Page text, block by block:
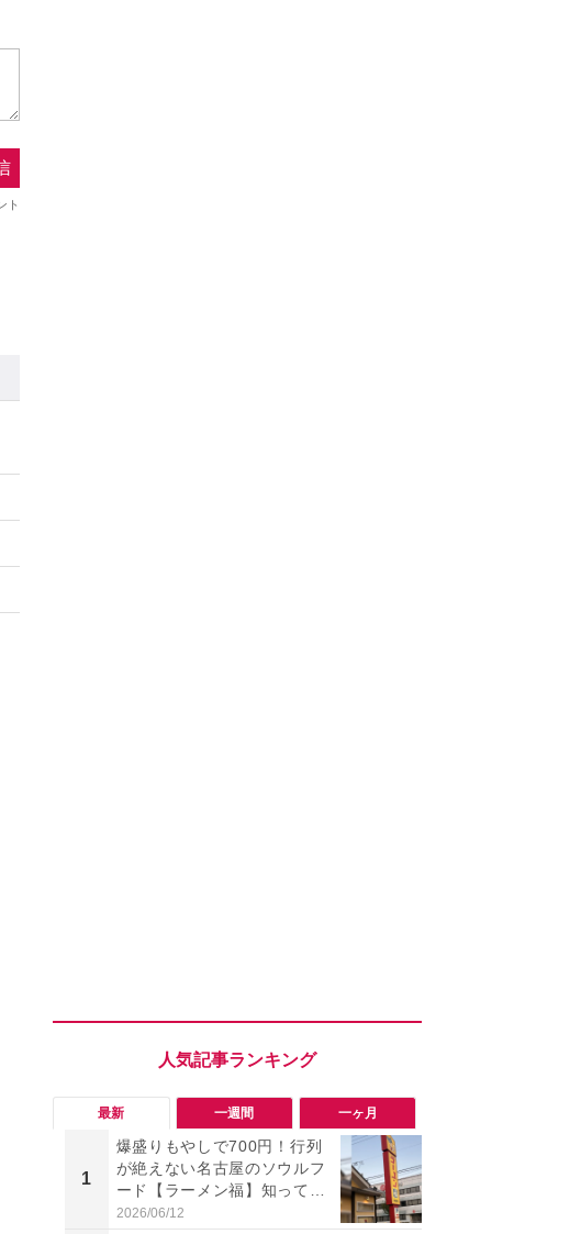
最新 一週間 一ヶ月
1
爆盛りもやしで700円！行列
が絶えない名古屋のソウルフ
ード【ラーメン福】知って
る？
2026/06/12